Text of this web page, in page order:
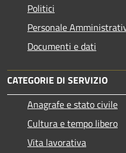
Politici
Personale
Documenti e dati
CATEGORIE DI SERVIZIO
Anagrafe e stato civile
Cultura e tempo libero
Vita lavorativa